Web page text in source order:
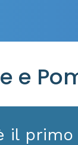
e
il